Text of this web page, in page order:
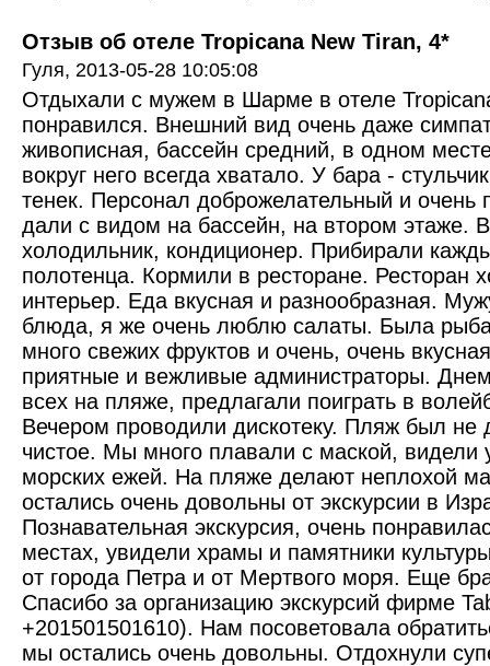
Отзыв об отеле Tropicana New Tiran, 4*
Гуля, 2013-05-28 10:05:08
Отдыхали с мужем в Шарме в отеле
понравился. Внешний вид очень даже
живописная, бассейн средний, в одном
вокруг него всегда хватало. У бара -
тенек. Персонал доброжелательный и
дали с видом на бассейн, на втором этаже.
холодильник, кондиционер. Прибирали
полотенца. Кормили в ресторане. Ресторан
интерьер. Еда вкусная и разнообразная.
блюда, я же очень люблю салаты. Была
много свежих фруктов и очень, очень
приятные и вежливые администраторы. Днем
всех на пляже, предлагали поиграть в
Вечером проводили дискотеку. Пляж был не
чистое. Мы много плавали с маской, видели
морских ежей. На пляже делают неплохой
остались очень довольны от экскурсии в
Познавательная экскурсия, очень
местах, увидели храмы и памятники
от города Петра и от Мертвого моря. Еще
Спасибо за организацию экскурсий фирме
+201501501610). Нам посоветовала
мы остались очень довольны. Отдохнули